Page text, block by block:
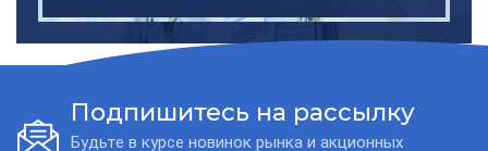
Подпишитесь на рассылку
Будьте в курсе новинок рынка и акционных